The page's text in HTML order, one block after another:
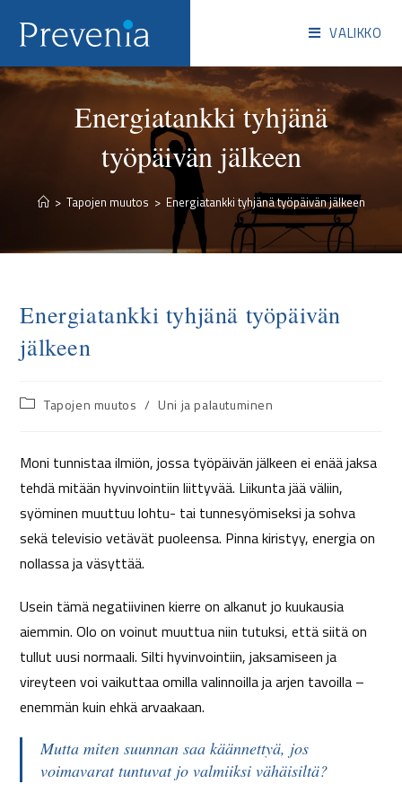
VALIKKO
Energiatankki tyhjänä
työpäivän jälkeen
> Tapojen muutos > Energiatankki tyhjänä työpäivän jälkeen
Energiatankki tyhjänä työpäivän
jälkeen
Tapojen muutos / Uni ja palautuminen
Moni tunnistaa ilmiön, jossa työpäivän jälkeen ei enää jaksa
tehdä mitään hyvinvointiin liittyvää. Liikunta jää väliin,
syöminen muuttuu lohtu- tai tunnesyömiseksi ja sohva
sekä televisio vetävät puoleensa. Pinna kiristyy, energia on
nollassa ja väsyttää.
Usein tämä negatiivinen kierre on alkanut jo kuukausia
aiemmin. Olo on voinut muuttua niin tutuksi, että siitä on
tullut uusi normaali. Silti hyvinvointiin, jaksamiseen ja
vireyteen voi vaikuttaa omilla valinnoilla ja arjen tavoilla –
enemmän kuin ehkä arvaakaan.
Mutta miten suunnan saa käännettyä, jos
voimavarat tuntuvat jo valmiiksi vähäisiltä?